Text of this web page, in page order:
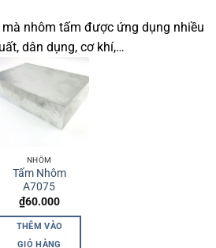
nhôm tấm được ứng dụng nhiều
dân dụng, cơ khí,…
NHÔM
Tấm Nhôm
A7075
₫60.000
THÊM VÀO
GIỎ HÀNG